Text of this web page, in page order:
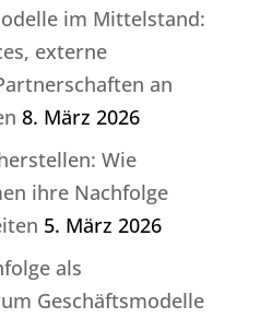
im Mittelstand:
externe
an
8. März 2026
Wie
ihre Nachfolge
5. März 2026
als
Geschäftsmodelle